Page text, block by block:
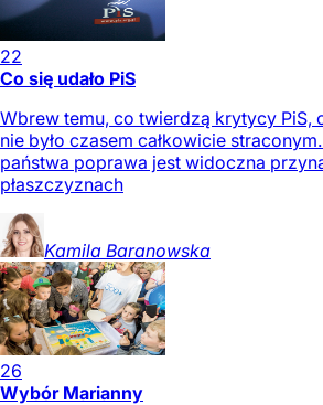
22
Co się udało PiS
Wbrew temu, co twierdzą krytycy PiS,
nie było czasem całkowicie
państwa poprawa jest widoczna
płaszczyznach
Kamila Baranowska
26
Wybór Marianny